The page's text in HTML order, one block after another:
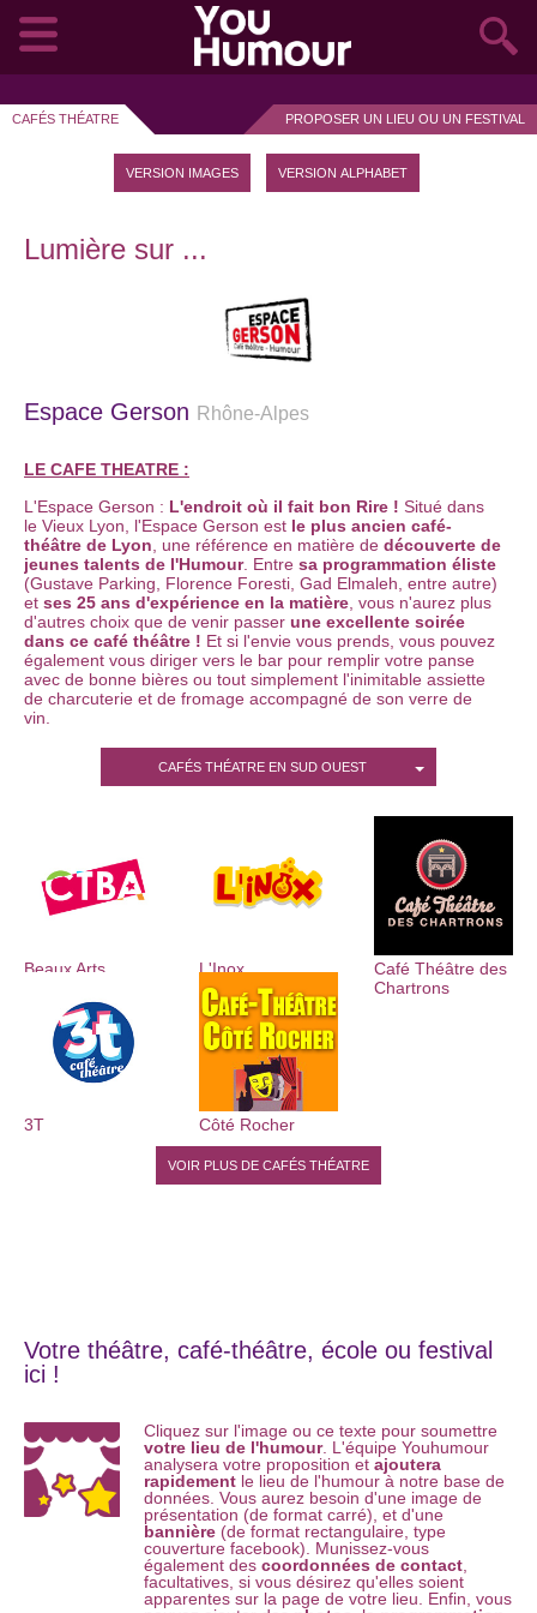
CAFÉS THÉATRE PROPOSER UN LIEU OU UN FESTIVAL
VERSION IMAGES VERSION ALPHABET
Lumière sur ...
Espace Gerson Rhône-Alpes
LE CAFE THEATRE :
L'Espace Gerson : L'endroit où il fait bon Rire ! Situé dans
le Vieux Lyon, l'Espace Gerson est le plus ancien café-
théâtre de Lyon , une référence en matière de découverte de
jeunes talents de l'Humour. Entre sa programmation éliste
(Gustave Parking, Florence Foresti, Gad Elmaleh, entre autre)
et ses 25 ans d'expérience en la matière , vous n'aurez plus
d'autres choix que de venir passer une excellente soirée
dans ce café théâtre ! Et si l'envie vous prends, vous pouvez
également vous diriger vers le bar pour remplir votre panse
avec de bonne bières ou tout simplement l'inimitable assiette
de charcuterie et de fromage accompagné de son verre de
vin.
Ouvert toute l'année du lundi au samedi, l'Espace Gerson
une programmation de qualitéavec tous les lundis,
un
Pour la programmation
c'est ici
http://www.espacegerson.com/toute-la-programmation.php
Lundi, mardi, jeudi, vendredi : 14h - 19h
Mercredi : 10h - 19h
Les spectacles commencent à 20h30 du lundi au vendredi
Le bar ouvre à 19h30
200€ la demi journée
FORMULE DINER SPECTACLE :
A partir de 10 personnes, vous pouvez bénéficier de formules
à base de plateau de charcuterie, plateau de fromage, boisson
au choix, pots lyonnais, déssert ...de 20€ à 45€
Possibilité de buffet chaud ou froid (sur demande)
CAFÉS THÉATRE EN SUD OUEST
Beaux Arts L'Inox
Café Théâtre des
Chartrons
3T Côté Rocher
VOIR PLUS DE CAFÉS THÉATRE
Votre théâtre, café-théâtre, école ou festival
ici !
Cliquez sur l'image ou ce texte pour soumettre
votre lieu de l'humour. L'équipe Youhumour
analysera votre proposition et ajoutera
rapidement le lieu de l'humour à notre base de
données. Vous aurez besoin d'une image de
présentation (de format carré), et d'une
bannière (de format rectangulaire, type
couverture facebook). Munissez-vous
également des coordonnées de contact
facultatives, si vous désirez qu'elles soient
apparentes sur la page de votre lieu. Enfin, vous